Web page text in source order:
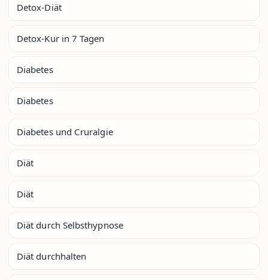
Detox-Diät
Detox-Kur in 7 Tagen
Diabetes
Diabetes
Diabetes und Cruralgie
Diät
Diät
Diät durch Selbsthypnose
Diät durchhalten